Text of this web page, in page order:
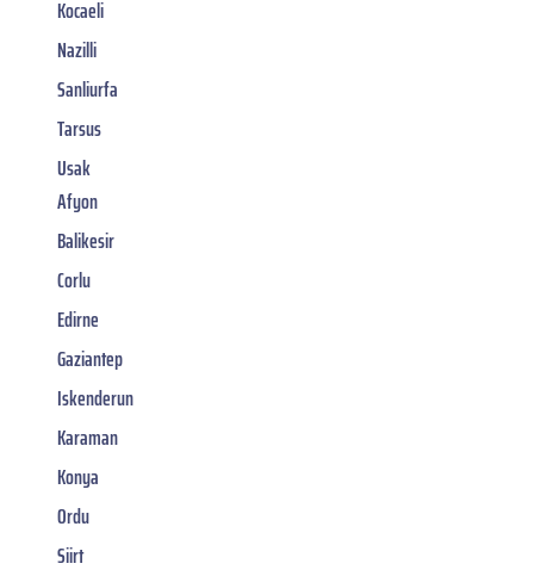
Kocaeli
Nazilli
Sanliurfa
Tarsus
Usak
Afyon
Balikesir
Corlu
Edirne
Gaziantep
Iskenderun
Karaman
Konya
Ordu
Siirt